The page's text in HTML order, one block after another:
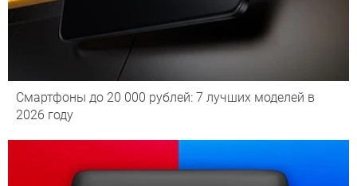
Смартфоны до 20 000 рублей: 7 лучших моделей в
2026 году